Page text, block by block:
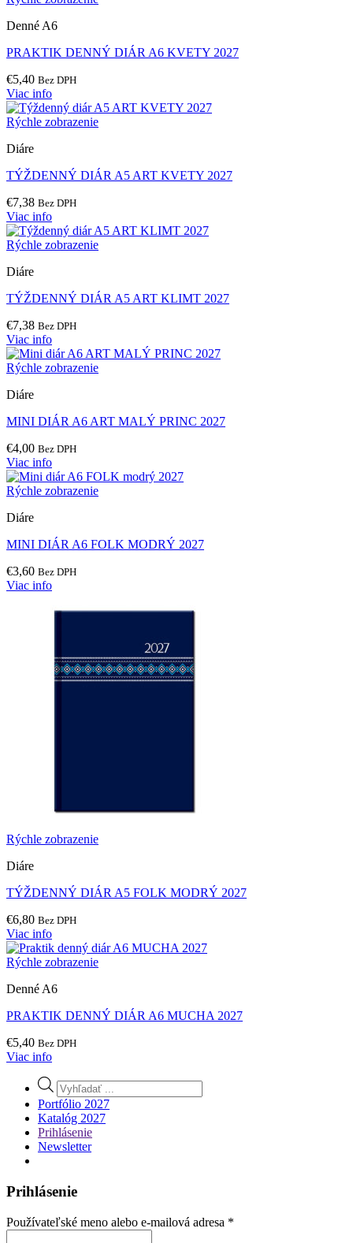
Denné A6
PRAKTIK DENNÝ DIÁR A6 KVETY 2027
€5,40 Bez DPH
Viac info
Rýchle zobrazenie
Diáre
TÝŽDENNÝ DIÁR A5 ART KVETY 2027
€7,38 Bez DPH
Viac info
Rýchle zobrazenie
Diáre
TÝŽDENNÝ DIÁR A5 ART KLIMT 2027
€7,38 Bez DPH
Viac info
Rýchle zobrazenie
Diáre
MINI DIÁR A6 ART MALÝ PRINC 2027
€4,00 Bez DPH
Viac info
Rýchle zobrazenie
Diáre
MINI DIÁR A6 FOLK MODRÝ 2027
€3,60 Bez DPH
Viac info
Rýchle zobrazenie
Diáre
TÝŽDENNÝ DIÁR A5 FOLK MODRÝ 2027
€6,80 Bez DPH
Viac info
Rýchle zobrazenie
Denné A6
PRAKTIK DENNÝ DIÁR A6 MUCHA 2027
€5,40 Bez DPH
Viac info
Products
search
Portfólio 2027
Katalóg 2027
Prihlásenie
Newsletter
Prihlásenie
Používateľské meno alebo e-mailová adresa *